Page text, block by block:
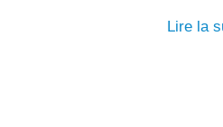
Lire la